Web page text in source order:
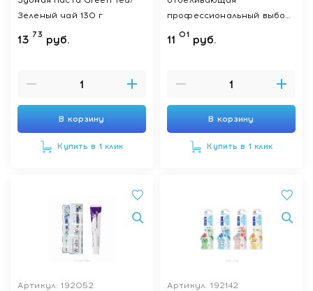
Зеленый чай 130 г
13 73 руб.
В корзину
Купить в 1 клик
профессиональный выбор
(professional choice) 100 г
11 01 руб.
В корзину
Купить в 1 клик
Артикул: 192052
Артикул: 192142